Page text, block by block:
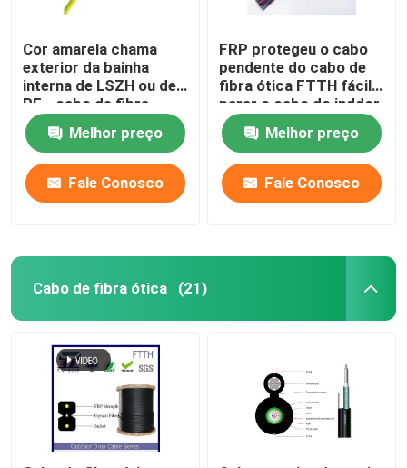
Cor amarela chama
exterior da bainha
interna de LSZH ou de
PE - cabo de fibra
ótica retardador da
distribuiçãoMelhor preço
Fale Conosco
FRP protegeu o cabo
pendente do cabo de
fibra ótica FTTH fácil
parar o cabo do inddor
Melhor preço
Fale Conosco
Cabo de fibra ótica (21)